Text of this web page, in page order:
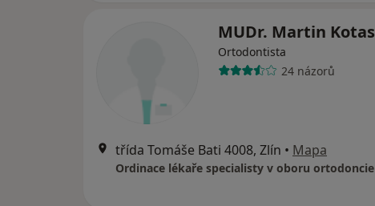
MUDr. Martin Kotas
Ortodontista
24 názorů
třída Tomáše Bati 4008, Zlín • Mapa
Ordinace lékaře specialisty v oboru ortodoncie